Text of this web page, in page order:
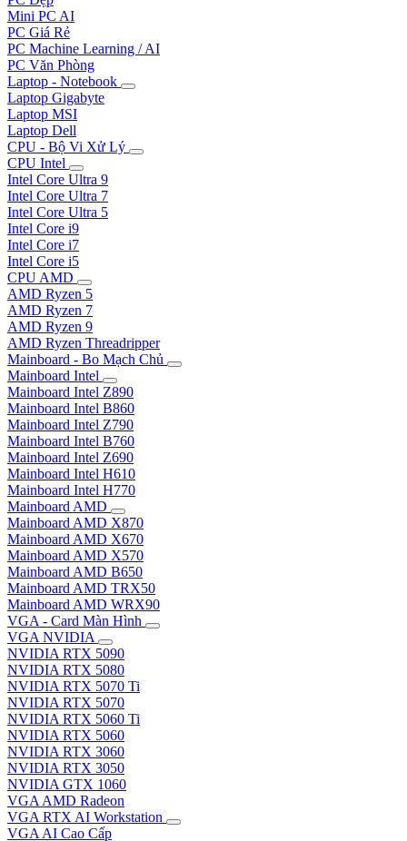
Mini PC AI
PC Giá Rẻ
PC Machine Learning / AI
PC Văn Phòng
Laptop - Notebook
Laptop Gigabyte
Laptop MSI
Laptop Dell
CPU - Bộ Vi Xử Lý
CPU Intel
Intel Core Ultra 9
Intel Core Ultra 7
Intel Core Ultra 5
Intel Core i9
Intel Core i7
Intel Core i5
CPU AMD
AMD Ryzen 5
AMD Ryzen 7
AMD Ryzen 9
AMD Ryzen Threadripper
Mainboard - Bo Mạch Chủ
Mainboard Intel
Mainboard Intel Z890
Mainboard Intel B860
Mainboard Intel Z790
Mainboard Intel B760
Mainboard Intel Z690
Mainboard Intel H610
Mainboard Intel H770
Mainboard AMD
Mainboard AMD X870
Mainboard AMD X670
Mainboard AMD X570
Mainboard AMD B650
Mainboard AMD TRX50
Mainboard AMD WRX90
VGA - Card Màn Hình
VGA NVIDIA
NVIDIA RTX 5090
NVIDIA RTX 5080
NVIDIA RTX 5070 Ti
NVIDIA RTX 5070
NVIDIA RTX 5060 Ti
NVIDIA RTX 5060
NVIDIA RTX 3060
NVIDIA RTX 3050
NVIDIA GTX 1060
VGA AMD Radeon
VGA RTX AI Workstation
VGA AI Cao Cấp